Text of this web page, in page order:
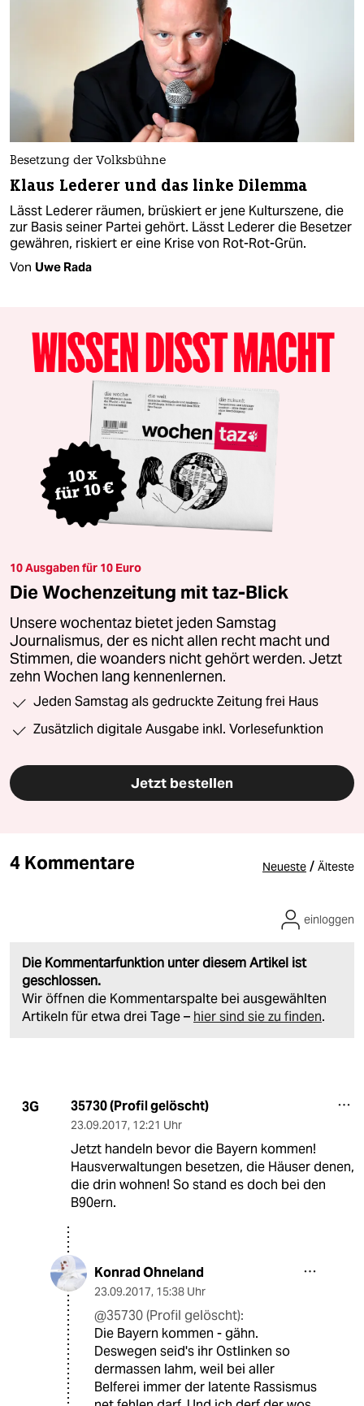
Besetzung der Volksbühne
Klaus Lederer und das linke Dilemma
Lässt Lederer räumen, brüskiert er jene Kulturszene, die
zur Basis seiner Partei gehört. Lässt Lederer die Besetzer
gewähren, riskiert er eine Krise von Rot-Rot-Grün.
Von Uwe Rada
10 Ausgaben für 10 Euro
Die Wochenzeitung mit taz-Blick
Unsere wochentaz bietet jeden Samstag
Journalismus, der es nicht allen recht macht und
Stimmen, die woanders nicht gehört werden. Jetzt
zehn Wochen lang kennenlernen.
Jeden Samstag als gedruckte Zeitung frei Haus
Zusätzlich digitale Ausgabe inkl. Vorlesefunktion
Jetzt bestellen
4 Kommentare Neueste / Älteste
Die Kommentarfunktion unter diesem Artikel ist
geschlossen.
Wir öffnen die Kommentarspalte bei ausgewählten
Artikeln für etwa drei Tage – hier sind sie zu finden.
einloggen
3G 35730 (Profil gelöscht)
23.09.2017, 12:21 Uhr
Jetzt handeln bevor die Bayern kommen!
Hausverwaltungen besetzen, die Häuser denen,
die drin wohnen! So stand es doch bei den
B90ern.
Konrad Ohneland
23.09.2017, 15:38 Uhr
@35730 (Profil gelöscht):
Die Bayern kommen - gähn.
Deswegen seid's ihr Ostlinken so
dermassen lahm, weil bei aller
Belferei immer der latente Rassismus